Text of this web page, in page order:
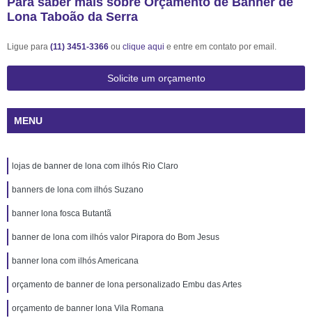
Lona Taboão da Serra
Ligue para (11) 3451-3366 ou clique aqui e entre em contato por email.
Solicite um orçamento
MENU
lojas de banner de lona com ilhós Rio Claro
banners de lona com ilhós Suzano
banner lona fosca Butantã
banner de lona com ilhós valor Pirapora do Bom Jesus
banner lona com ilhós Americana
orçamento de banner de lona personalizado Embu das Artes
orçamento de banner lona Vila Romana